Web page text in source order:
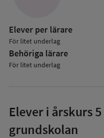
Elever per lärare
För litet underlag
Behöriga lärare
För litet underlag
Elever i årskurs 5
grundskolan